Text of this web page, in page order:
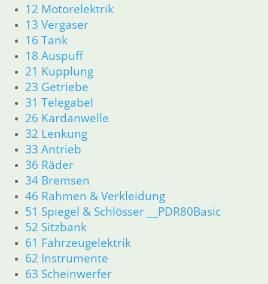
12 Motorelektrik
13 Vergaser
16 Tank
18 Auspuff
21 Kupplung
23 Getriebe
31 Telegabel
26 Kardanwelle
32 Lenkung
33 Antrieb
36 Räder
34 Bremsen
46 Rahmen & Verkleidung
51 Spiegel & Schlösser __PDR80Basic
52 Sitzbank
61 Fahrzeugelektrik
62 Instrumente
63 Scheinwerfer
16 Tank
18 Auspuff
21 Kupplung
23 Getriebe
26 Kardanwelle
31 Telegabel
33 Antrieb
32 Lenkung
34 Bremsen
36 Räder
46 Rahmen & Verkleidung
51 Spiegel & Schlösser
52 Sitzbank
61 Fahrzeugelektrik
62 Instrumente
63 Scheinwerfer
R65 R80 Monolever R100 RS/RT Monolever ab 1984
11 Motor
Dichtungen
Kolben/Kolbenringe